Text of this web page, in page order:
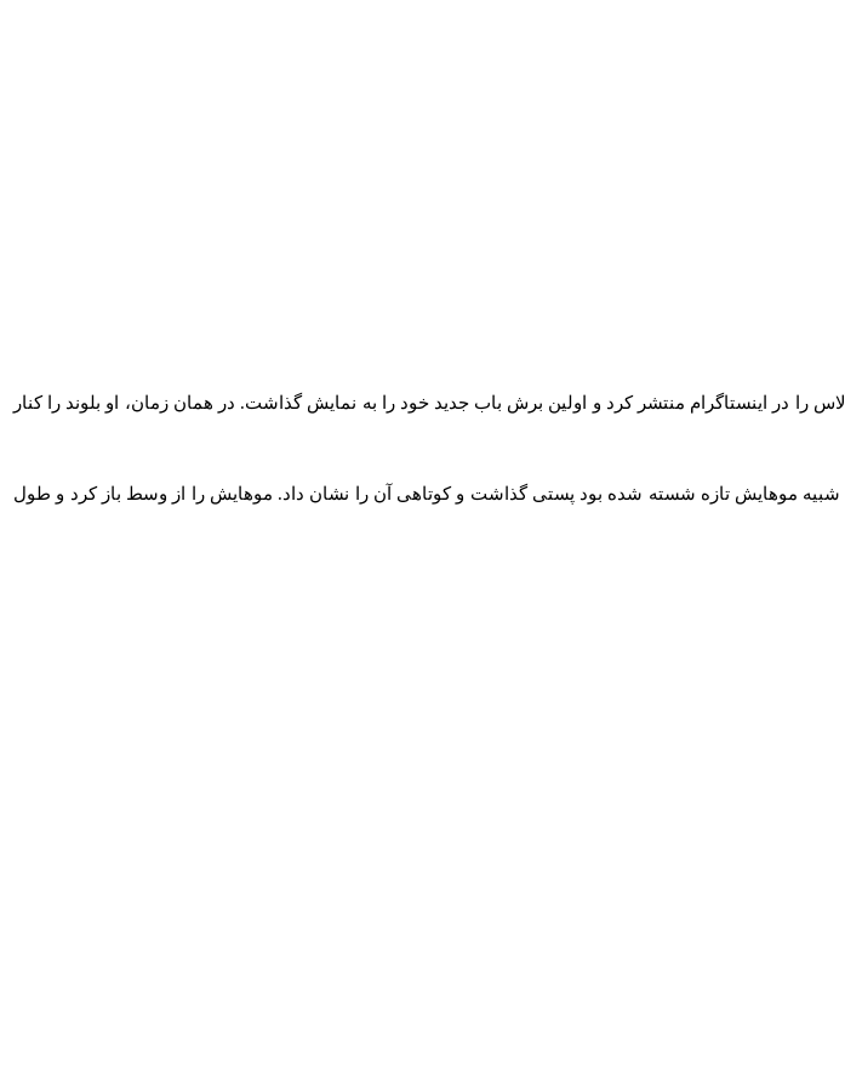
در اینستاگرام منتشر کرد و اولین برش باب جدید خود را به نمایش گذاشت. در همان زمان، او بلوند را کنار
شبیه موهایش تازه شسته شده بود پستی گذاشت و کوتاهی آن را نشان داد. موهایش را از وسط باز کرد و طول